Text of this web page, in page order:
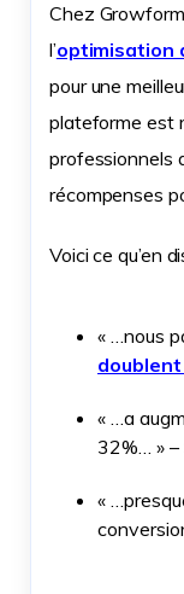
Chez
l’optimisation
pour une
plateforme est
professionnels
récompenses
Voici ce qu’en
« …nous
« …a
32%… »
«